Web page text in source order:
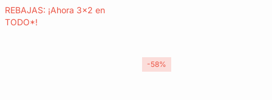
REBAJAS: ¡Ahora 3x2 en
TODO*!
-58%